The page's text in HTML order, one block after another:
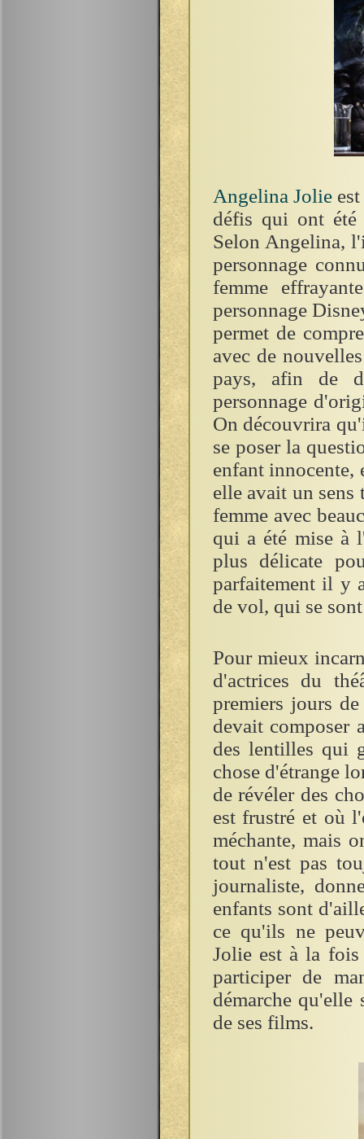
Angelina Jolieest
défis qui ont été
Selon Angelina,
personnage
femme
personnage
permet de
avec de
pays, afin de
personnage
On découvrira
se poser la
enfant innocente,
elle avait un sens
femme avec
qui a été mise à
plus délicate
parfaitement il y
de vol, qui se
Pour mieux
d'actrices du
premiers jours
devait composer
des lentilles qui
chose d'étrange
de révéler des
est frustré et où
méchante, mais
tout n'est pas
journaliste,
enfants sont
ce qu'ils ne
Jolie est à la fois
participer de
démarche qu'elle
de ses films.